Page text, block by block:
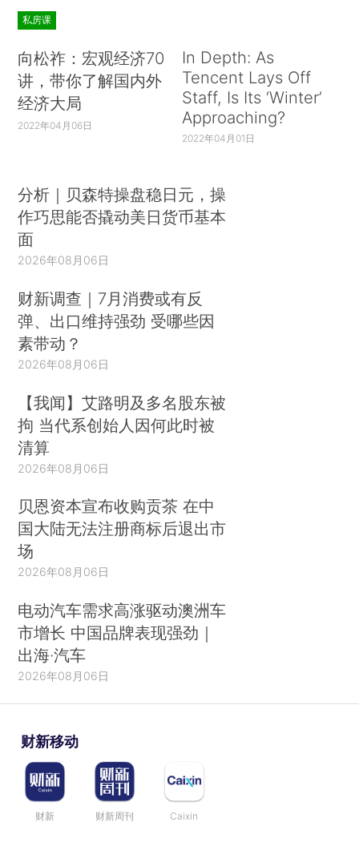
私房课
向松祚：宏观经济70
讲，带你了解国内外
经济大局
2022年04月06日
In Depth: As
Tencent Lays Off
Staff, Is Its ‘Winter’
Approaching?
2022年04月01日
分析｜贝森特操盘稳日元，操
作巧思能否撬动美日货币基本
面
2026年08月06日
财新调查｜7月消费或有反
弹、出口维持强劲 受哪些因
素带动？
2026年08月06日
【我闻】艾路明及多名股东被
拘 当代系创始人因何此时被
清算
2026年08月06日
贝恩资本宣布收购贡茶 在中
国大陆无法注册商标后退出市
场
2026年08月06日
电动汽车需求高涨驱动澳洲车
市增长 中国品牌表现强劲｜
出海·汽车
2026年08月06日
财新移动
财新 财新周刊 Caixin